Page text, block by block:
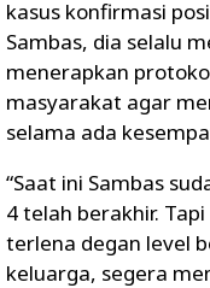
kasus konfirmasi
Sambas, dia selalu
menerapkan
masyarakat agar
selama ada
“Saat ini Sambas
4 telah berakhir.
terlena degan level
keluarga, segera